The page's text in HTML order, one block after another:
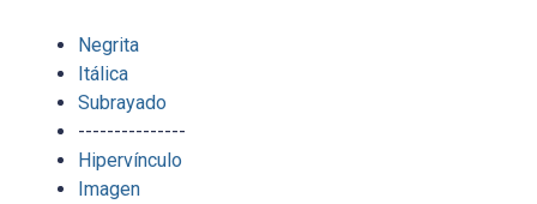
Negrita
Itálica
Subrayado
---------------
Hipervínculo
Imagen